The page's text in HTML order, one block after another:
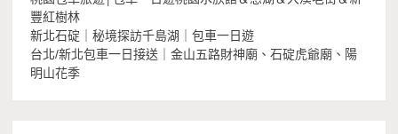
豐紅樹林
新北石碇｜秘境探訪千島湖｜包車一日遊
台北/新北包車一日接送｜金山五路財神廟、石碇虎爺廟、陽
明山花季